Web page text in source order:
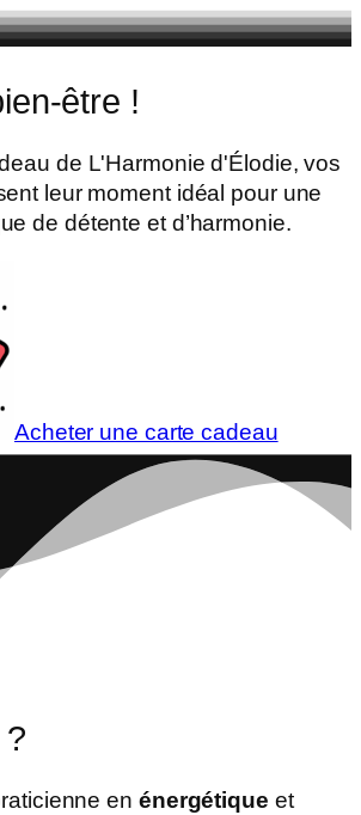
être !
de L'Harmonie d'Élodie, vos
leur moment idéal pour une
de détente et d’harmonie.
Acheter une carte cadeau
en énergétique et